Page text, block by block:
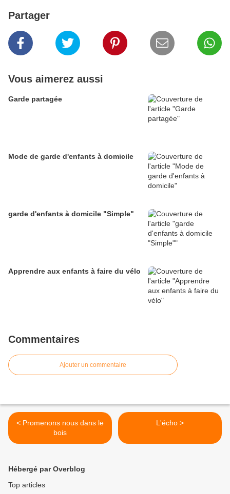
Partager
Vous aimerez aussi
Garde partagée
Mode de garde d'enfants à domicile
garde d'enfants à domicile "Simple"
​​​​​​​Apprendre aux enfants à faire du vélo
Commentaires
Ajouter un commentaire
< Promenons nous dans le
bois
L'écho >
Hébergé par Overblog
Top articles